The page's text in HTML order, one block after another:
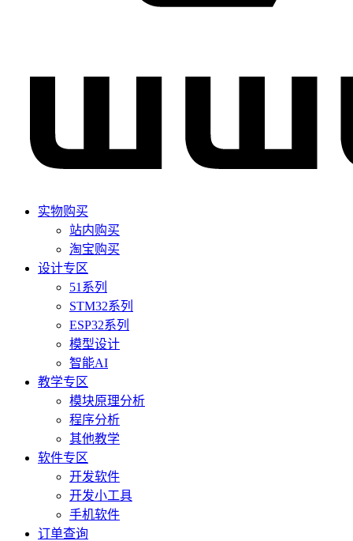
实物购买
站内购买
淘宝购买
设计专区
51系列
STM32系列
ESP32系列
模型设计
智能AI
教学专区
模块原理分析
程序分析
其他教学
软件专区
开发软件
开发小工具
手机软件
订单查询